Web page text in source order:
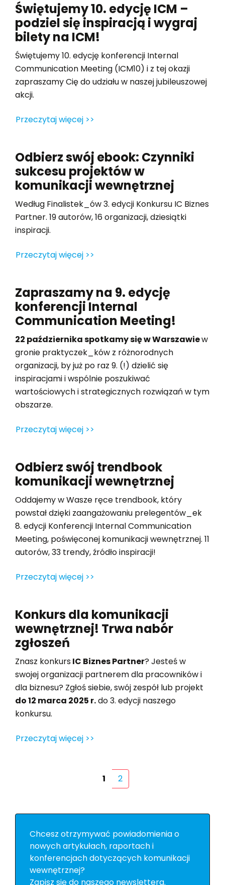
Świętujemy 10. edycję ICM –
podziel się inspiracją i wygraj
bilety na ICM!
Świętujemy 10. edycję konferencji Internal
Communication Meeting (ICM10) i z tej okazji
zapraszamy Cię do udziału w naszej jubileuszowej
akcji.
Przeczytaj więcej >>
Odbierz swój ebook: Czynniki
sukcesu projektów w
komunikacji wewnętrznej
Według Finalistek_ów 3. edycji Konkursu IC Biznes
Partner. 19 autorów, 16 organizacji, dziesiątki
inspiracji.
Przeczytaj więcej >>
Zapraszamy na 9. edycję
konferencji Internal
Communication Meeting!
22 października spotkamy się w Warszawiew
gronie praktyczek_ków z różnorodnych
organizacji, by już po raz 9. (!) dzielić się
inspiracjami i wspólnie poszukiwać
wartościowych i strategicznych rozwiązań w tym
obszarze.
Przeczytaj więcej >>
Odbierz swój trendbook
komunikacji wewnętrznej
Oddajemy w Wasze ręce trendbook, który
powstał dzięki zaangażowaniu prelegentów_ek
8. edycji Konferencji Internal Communication
Meeting, poświęconej komunikacji wewnętrznej. 11
autorów, 33 trendy, źródło inspiracji!
Przeczytaj więcej >>
Konkurs dla komunikacji
wewnętrznej! Trwa nabór
zgłoszeń
Znasz konkursIC Biznes Partner? Jesteś w
swojej organizacji partnerem dla pracowników i
dla biznesu? Zgłoś siebie, swój zespół lub projekt
do 12 marca 2025 r.do 3. edycji naszego
konkursu.
Przeczytaj więcej >>
1 2
Chcesz otrzymywać powiadomienia o
nowych artykułach, raportach i
konferencjach dotyczących komunikacji
wewnętrznej?
Zapisz się do naszego newslettera.